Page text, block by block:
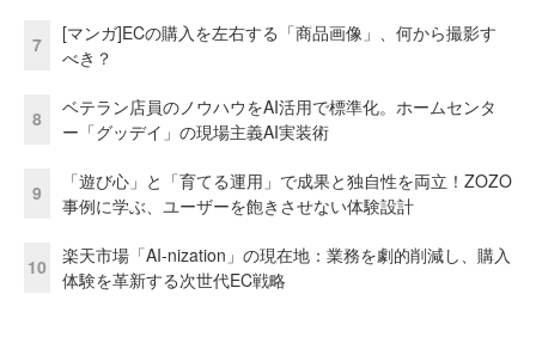
7
[マンガ]ECの購入を左右する「商品画像」、何から撮影す
べき？
8
ベテラン店員のノウハウをAI活用で標準化。ホームセンタ
ー「グッデイ」の現場主義AI実装術
9
「遊び心」と「育てる運用」で成果と独自性を両立！ZOZO
事例に学ぶ、ユーザーを飽きさせない体験設計
10
楽天市場「AI-nization」の現在地：業務を劇的削減し、購入
体験を革新する次世代EC戦略